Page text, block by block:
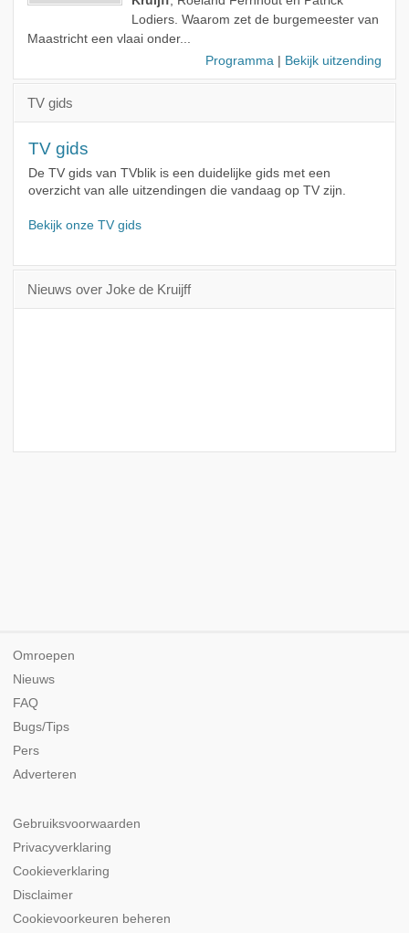
Lodiers. Waarom zet de burgemeester van
Maastricht een vlaai onder...
Programma
Bekijk uitzending
TV gids
TV gids
De TV gids van TVblik is een duidelijke gids met een
overzicht van alle uitzendingen die vandaag op TV zijn.
Bekijk onze TV gids
Nieuws over Joke de Kruijff
Omroepen
Nieuws
FAQ
Bugs/Tips
Pers
Adverteren
Gebruiksvoorwaarden
Privacyverklaring
Cookieverklaring
Disclaimer
Cookievoorkeuren beheren